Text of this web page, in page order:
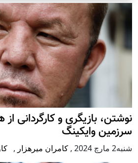
نوشتن، بازیگری و کارگردانی از
سرزمین وایکینگ
شنبه2 مارچ 2024 , کامران میرهزار ,